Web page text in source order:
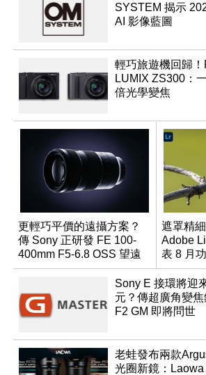
SYSTEM 揭示
AI 影像藍圖
輕巧旅遊機回歸
LUMIX ZS300：
倍光學變焦
更輕巧平價的遠攝方案？
傳 Sony 正研發 FE 100-
400mm F5-6.8 OSS 望遠
變焦鏡頭
遮罩精
Adobe
表 8 月
Sony E 接環將迎
元？傳超廣角變
F2 GM 即將問世
老蛙發布兩款
光圈新鏡：